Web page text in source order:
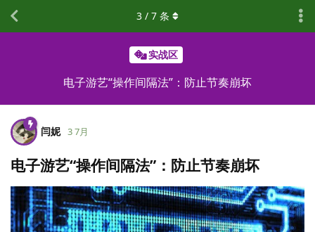
实战区
电子游艺“操作间隔法”：防止节奏崩坏
3 / 7 条
闫妮 3 7月
电子游艺“操作间隔法”：防止节奏崩坏